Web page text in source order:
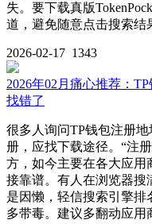
失。要下载真版
道，避免随意点击搜索结
2026-02-17 1343
2026年02月痛心推荐：
找错了
很多人询问TP钱包注册
册，应找下载途径。“注
方，如今主要在各大应用
接靠谱。有人在浏览器搜
是因懒，轻信搜索引擎
多带毒。建议多翻动应用